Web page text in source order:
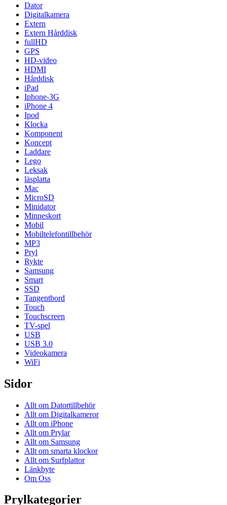
Dator
Digitalkamera
Extern
Extern Hårddisk
fullHD
GPS
HD-video
HDMI
Hårddisk
iPad
Iphone-3G
iPhone 4
Ipod
Klocka
Komponent
Koncept
Laddare
Lego
Leksak
läsplatta
Mac
MicroSD
Minidator
Minneskort
Mobil
Mobiltelefontillbehör
MP3
Pryl
Rykte
Samsung
Smart
SSD
Tangentbord
Touch
Touchscreen
TV-spel
USB
USB 3.0
Videokamera
WiFi
Sidor
Allt om Datortillbehör
Allt om Digitalkameror
Allt om iPhone
Allt om Prylar
Allt om Samsung
Allt om smarta klockor
Allt om Surfplattor
Länkbyte
Om Oss
Prylkategorier